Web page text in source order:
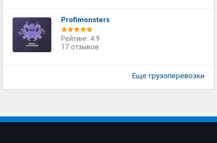
Profimonsters
Рейтинг: 4.9
17 отзывов
Еще грузоперевозки